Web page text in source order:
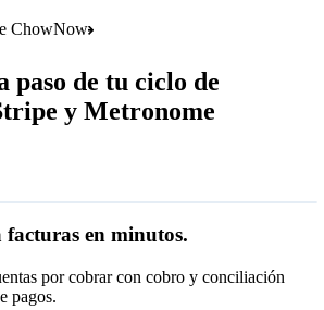
ChowNow
paso de tu ciclo de
y Metronome
facturas en minutos.
por cobrar con cobro y conciliación
pagos.